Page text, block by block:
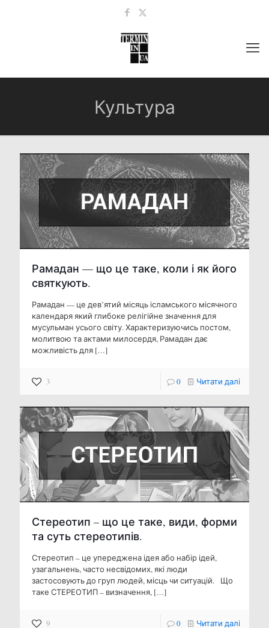
Культура
Рамадан — що це таке, коли і як його
святкують.
Рамадан — це дев’ятий місяць ісламського місячного
календаря який глибоке релігійне значення для
мусульман усього світу. Характеризуючись постом,
молитвою та актами милосердя, Рамадан дає
можливість для […]
3 0 Читати далі
Стереотип – що це таке, види, форми
та суть стереотипів.
Стереотип – це упереджена ідея або набір ідей,
узагальнень, часто несвідомих, які люди
застосовують до груп людей, місць чи ситуацій. Що
таке СТЕРЕОТИП – визначення, […]
9 0 Читати далі